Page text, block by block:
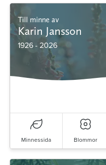
Till minne av
Karin Jansson
1926 - 2026
Minnessida Blommor